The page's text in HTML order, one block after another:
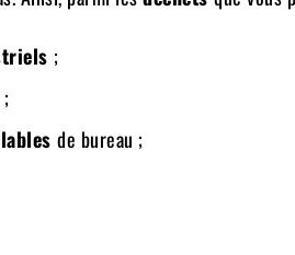
;
;
de bureau ;